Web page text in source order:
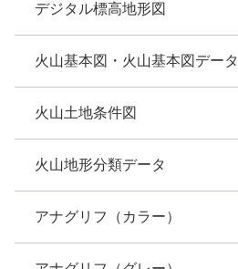
デジタル標高地形図
火山基本図・火山基本図データ
火山土地条件図
火山地形分類データ
アナグリフ（カラー）